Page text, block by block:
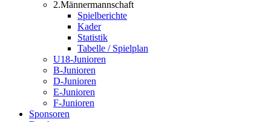
2.Männermannschaft
Spielberichte
Kader
Statistik
Tabelle / Spielplan
U18-Junioren
B-Junioren
D-Junioren
E-Junioren
F-Junioren
Sponsoren